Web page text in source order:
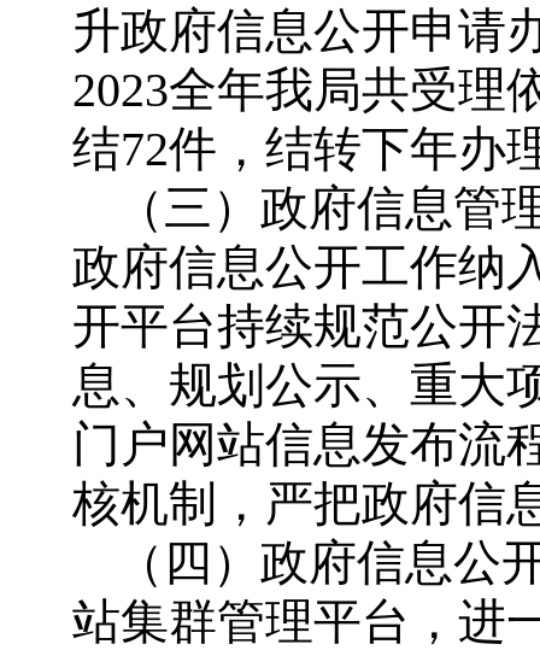
升政府信息公开申请
2023全年我局共受理
结72件，结转下年办
（三）政府信息管
政府信息公开工作纳
开平台持续规范公开
息、规划公示、重大
门户网站信息发布流
核机制，严把政府信
（四）政府信息公
站集群管理平台，进